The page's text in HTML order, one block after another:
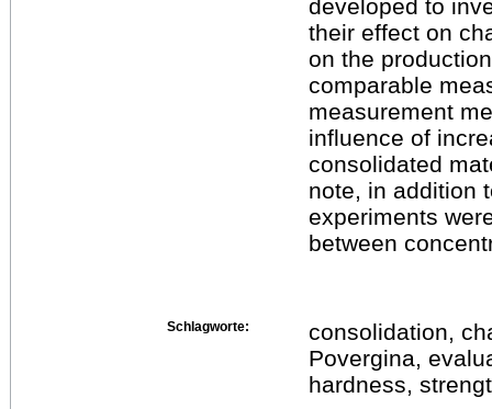
developed to
their effect on
on the
comparable
measurement
influence of
consolidated
note, in addition
experiments
between
Schlagworte:
consolidation,
Povergina,
hardness,